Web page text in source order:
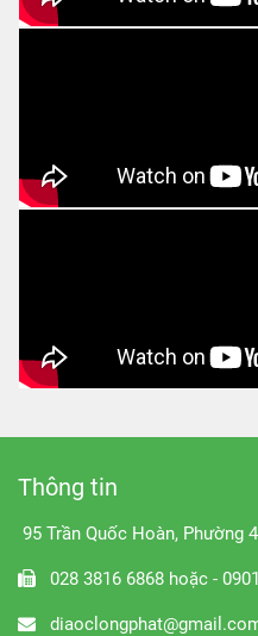
Thông tin
95 Trần Quốc Hoàn, Phường
028 3816 6868 hoặc -